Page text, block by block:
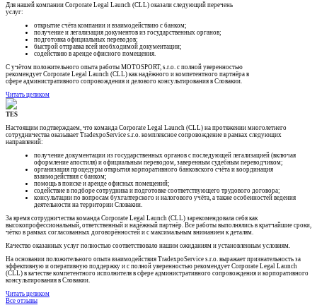
Для нашей компании Corporate Legal Launch (CLL) оказали следующий перечень
услуг:
открытие счёта компании и взаимодействию с банком;
получение и легализация документов из государственных органов;
подготовка официальных переводов;
быстрой отправка всей необходимой документации;
содействию в аренде офисного помещения.
С учётом положительного опыта работы MOTOSPORT, s.r.o. с полной уверенностью
рекомендует Corporate Legal Launch (CLL) как надёжного и компетентного партнёра в
сфере административного сопровождения и делового консультирования в Словакии.
Читать целиком
TES
Настоящим подтверждаем, что команда Corporate Legal Launch (CLL) на протяжении многолетнего
сотрудничества оказывает TradexpoService s.r.o. комплексное сопровождение в рамках следующих
направлений:
получение документации из государственных органов с последующей легализацией (включая
оформление апостиля) и официальным переводом, заверенным судебным переводчиком;
организация процедуры открытия корпоративного банковского счёта и координация
взаимодействия с банком;
помощь в поиске и аренде офисных помещений;
содействие в подборе сотрудника и подготовке соответствующего трудового договора;
консультации по вопросам бухгалтерского и налогового учёта, а также особенностей ведения
деятельности на территории Словакии.
За время сотрудничества команда Corporate Legal Launch (CLL) зарекомендовала себя как
высокопрофессиональный, ответственный и надёжный партнёр. Все работы выполнялись в кратчайшие сроки,
чётко в рамках согласованных договорённостей и с максимальным вниманием к деталям.
Качество оказанных услуг полностью соответствовало нашим ожиданиям и установленным условиям.
На основании положительного опыта взаимодействия TradexpoService s.r.o. выражает признательность за
эффективную и оперативную поддержку и с полной уверенностью рекомендует Corporate Legal Launch
(CLL) в качестве компетентного исполнителя в сфере административного сопровождения и корпоративного
консультирования в Словакии.
Читать целиком
Все отзывы